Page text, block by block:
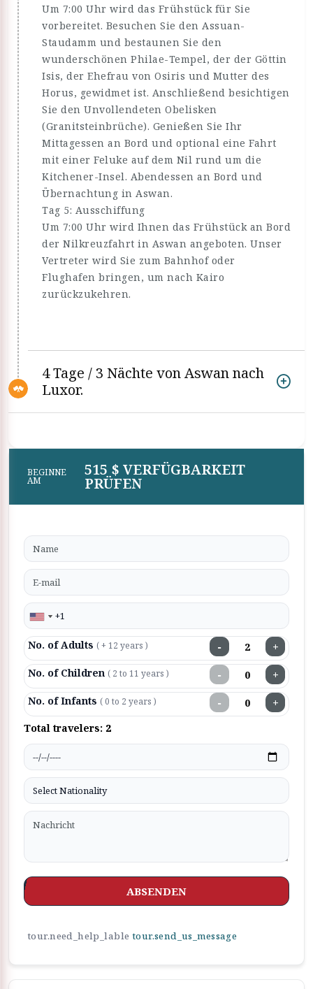
Um 7:00 Uhr wird das Frühstück für Sie
vorbereitet. Besuchen Sie den Assuan-
Staudamm und bestaunen Sie den
wunderschönen Philae-Tempel, der der Göttin
Isis, der Ehefrau von Osiris und Mutter des
Horus, gewidmet ist. Anschließend besichtigen
Sie den Unvollendeten Obelisken
(Granitsteinbrüche). Genießen Sie Ihr
Mittagessen an Bord und optional eine Fahrt
mit einer Feluke auf dem Nil rund um die
Kitchener-Insel. Abendessen an Bord und
Übernachtung in Aswan.
Tag 5: Ausschiffung
Um 7:00 Uhr wird Ihnen das Frühstück an Bord
der Nilkreuzfahrt in Aswan angeboten. Unser
Vertreter wird Sie zum Bahnhof oder
Flughafen bringen, um nach Kairo
zurückzukehren.
4 Tage / 3 Nächte von Aswan nach
Luxor.
BEGINNE
AM
515 $ VERFÜGBARKEIT
PRÜFEN
No. of Adults ( + 12 years ) − +
No. of Children ( 2 to 11 years ) − +
No. of Infants ( 0 to 2 years ) − +
Total travelers: 2
ABSENDEN
tour.need_help_lable tour.send_us_message